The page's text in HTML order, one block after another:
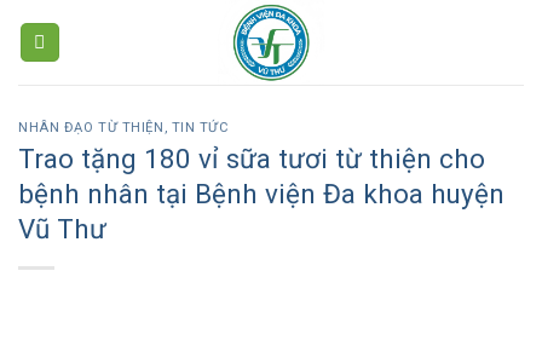
NHÂN ĐẠO TỪ THIỆN , TIN TỨC
Trao tặng 180 vỉ sữa tươi từ thiện cho
bệnh nhân tại Bệnh viện Đa khoa huyện
Vũ Thư